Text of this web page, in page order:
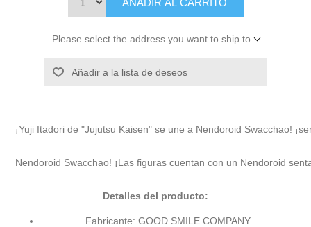
Please select the address you want to ship to
Añadir a la lista de deseos
¡Yuji Itadori de "Jujutsu Kaisen" se une a Nendoroid Swacchao!
Nendoroid Swacchao! ¡Las figuras cuentan con un Nendoroid
Detalles del producto:
Fabricante: GOOD SMILE COMPANY